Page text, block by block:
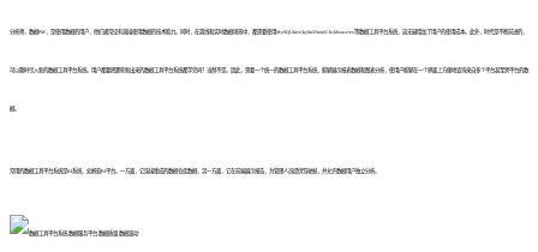
分析师，数据PM，是使用数据的用户，他们通常没有直接使用数据的技术能力。同时，在离线和实时数据场景中，都需要使用MySQL/hive/kylin/Druid/Clickhouse/es等数据工具平台系统，这无疑增加了用户的使用成本。此外，时代是不断前进的，
可以随时引入新的数据工具平台系统。用户都要把那些新出来的数据工具平台系统都学完吗？当然不是。因此，需要一个统一的数据工具平台系统，能够展示报表数据和图表分析，使用户能够在一个界面上方便地查询来自多个平台甚至跨平台的数
据。
常用的数据工具平台系统是BI系统，如帆软BI平台。一方面，它连接集成的数据仓库数据，另一方面，它在前端展示报告，为管理人员提供驾驶舱，并允许数据用户独立分析。